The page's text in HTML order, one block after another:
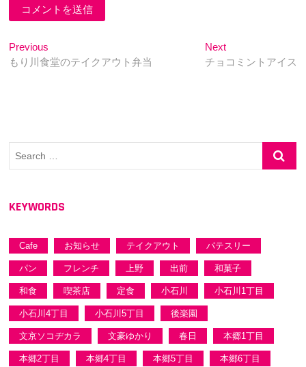
投
稿
ゲ
ー
ョ
Previous
post:
もり川食堂のテイクアウト弁当
NextNext
post:
チョコミントアイス
Search
KEYWORDS
Cafe お知らせ テイクアウト パテスリー
パン フレンチ 上野 出前 和菓子
和食 喫茶店 定食 小石川 小石川1丁目
小石川4丁目 小石川5丁目 後楽園
文京ソコヂカラ 文豪ゆかり 春日 本郷1丁目
本郷2丁目 本郷4丁目 本郷5丁目 本郷6丁目